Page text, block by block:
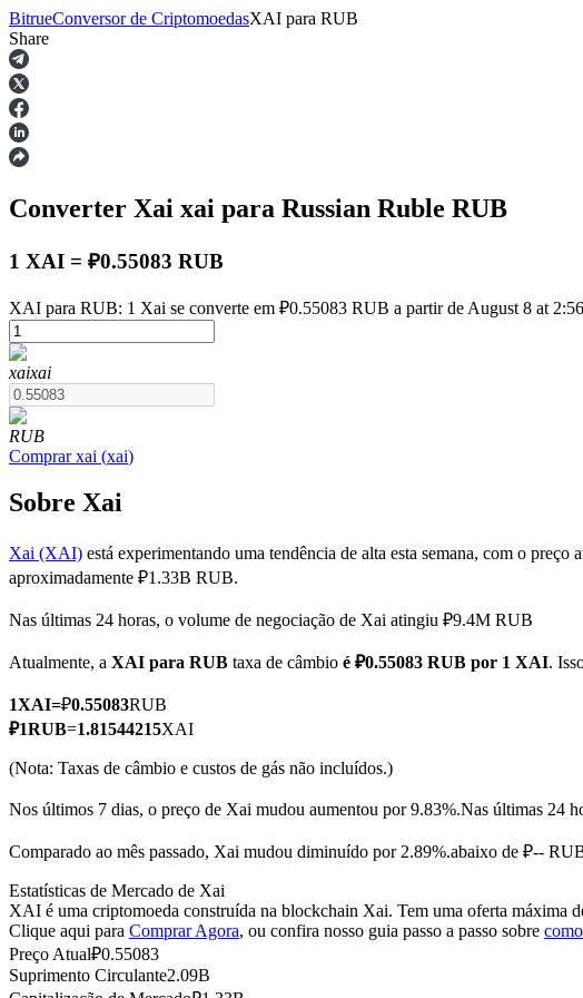
Futuros
TradFi
Derivativos de ações, câmbio, metais preciosos e commodities
Futuros de USDC
BitrueConversor de CriptomoedasXAI para RUB
Share
Converter Xai xai para Russian Ruble RUB
1 XAI = ₽0.55083 RUB
XAI para RUB: 1 Xai se converte em ₽0.55083 RUB a partir de August 8 at
xaixai
RUB
Comprar xai (xai)
Sobre Xai
Xai (XAI) está experimentando uma tendência de alta esta semana, com o preço
aproximadamente ₽1.33B RUB.
Nas últimas 24 horas, o volume de negociação de Xai atingiu ₽9.4M RUB
Atualmente, a XAI para RUB taxa de câmbio é ₽0.55083 RUB por 1 XAI.
1XAI=₽0.55083RUB
₽1RUB=1.81544215XAI
(Nota: Taxas de câmbio e custos de gás não incluídos.)
Nos últimos 7 dias, o preço de Xai mudou aumentou por 9.83%.Nas últimas 24
Comparado ao mês passado, Xai mudou diminuído por 2.89%.abaixo de ₽--
Estatísticas de Mercado de Xai
XAI é uma criptomoeda construída na blockchain Xai. Tem uma oferta máxima
Clique aqui para Comprar Agora, ou confira nosso guia passo a passo sobre
Preço Atual₽0.55083
Suprimento Circulante2.09B